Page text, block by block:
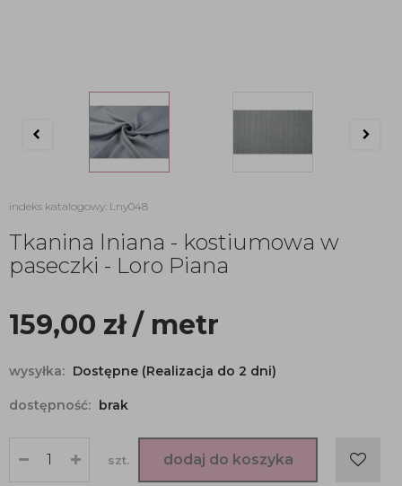
indeks katalogowy: Lny048
Tkanina lniana - kostiumowa w
paseczki - Loro Piana
159,00 zł/ metr
wysyłka: Dostępne (Realizacja do 2 dni)
dostępność: brak
szt. dodaj do koszyka